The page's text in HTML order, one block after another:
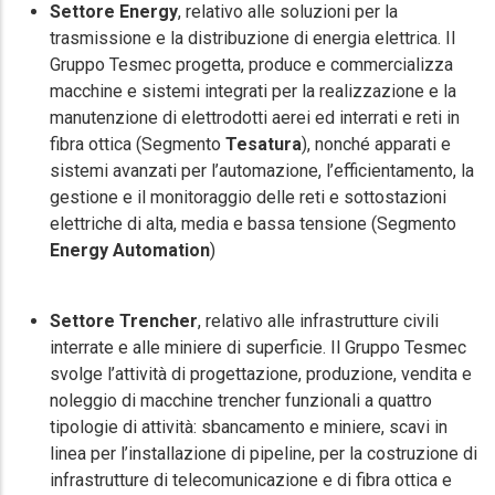
Settore Energy, relativo alle soluzioni per la
trasmissione e la distribuzione di energia elettrica. Il
Gruppo Tesmec progetta, produce e commercializza
macchine e sistemi integrati per la realizzazione e la
manutenzione di elettrodotti aerei ed interrati e reti in
fibra ottica (Segmento Tesatura), nonché apparati e
sistemi avanzati per l’automazione, l’efficientamento, la
gestione e il monitoraggio delle reti e sottostazioni
elettriche di alta, media e bassa tensione (Segmento
Energy Automation)
Settore Trencher, relativo alle infrastrutture civili
interrate e alle miniere di superficie. Il Gruppo Tesmec
svolge l’attività di progettazione, produzione, vendita e
noleggio di macchine trencher funzionali a quattro
tipologie di attività: sbancamento e miniere, scavi in
linea per l’installazione di pipeline, per la costruzione di
infrastrutture di telecomunicazione e di fibra ottica e